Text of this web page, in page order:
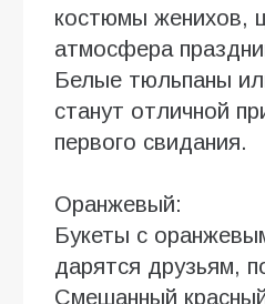
костюмы женихов,
атмосфера
Белые тюльпаны
станут отличной
первого свидания.
Оранжевый:
Букеты с
дарятся друзьям,
Смешанный